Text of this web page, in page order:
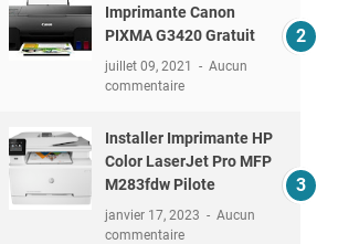
Imprimante Canon
PIXMA G3420 Gratuit
juillet 09, 2021
Aucun
commentaire
Installer Imprimante HP
Color LaserJet Pro MFP
M283fdw Pilote
janvier 17, 2023
Aucun
commentaire